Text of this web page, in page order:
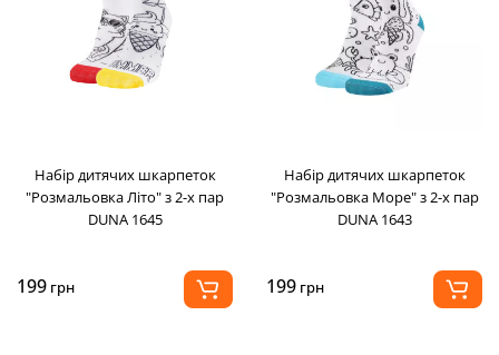
Набір дитячих шкарпеток
"Розмальовка Літо" з 2-х пар
DUNA 1645
199 грн
Набір дитячих шкарпеток
"Розмальовка Море" з 2-х пар
DUNA 1643
199 грн